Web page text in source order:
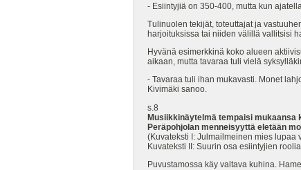
- Esiintyjiä on 350-400, mutta kun
Tulinuolen tekijät, toteuttajat ja
harjoituksissa tai niiden välillä vallitsisi
Hyvänä esimerkkinä koko alueen
aikaan, mutta tavaraa tuli vielä
- Tavaraa tuli ihan mukavasti. Monet
Kivimäki sanoo.
s.8
Musiikkinäytelmä tempaisi mukaansa
Peräpohjolan menneisyyttä eletään
(Kuvateksti I: Julmailmeinen mies lupaa
Kuvateksti II: Suurin osa esiintyjien
Puvustamossa käy valtava kuhina.